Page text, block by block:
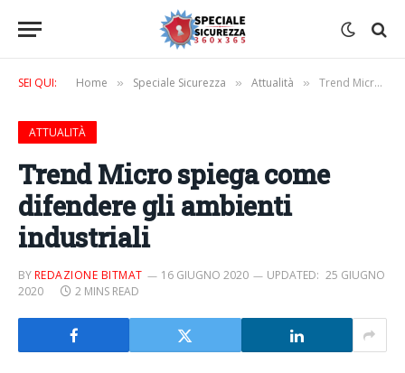
SEI QUI: Home » Speciale Sicurezza » Attualità » Trend Micro spiega come difendere gli ambienti industriali
ATTUALITÀ
Trend Micro spiega come
difendere gli ambienti
industriali
BYREDAZIONE BITMAT 16 GIUGNO 2020 UPDATED: 25 GIUGNO
2020
2 MINS READ